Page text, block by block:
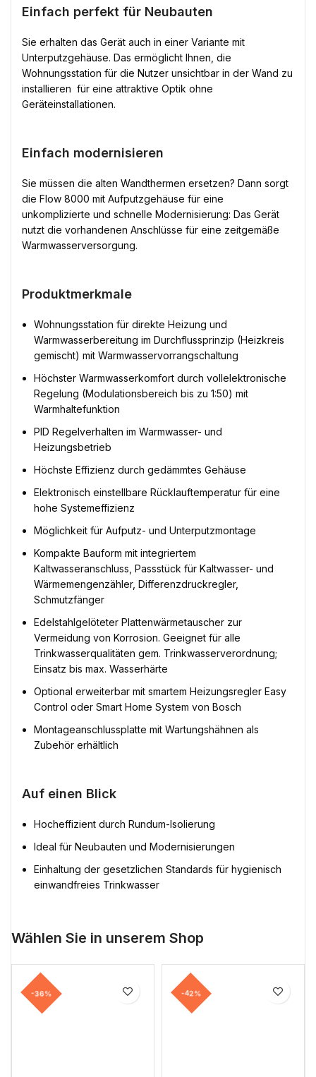
Einfach perfekt für Neubauten
Sie erhalten das Gerät auch in einer Variante mit
Unterputzgehäuse. Das ermöglicht Ihnen, die
Wohnungsstation für die Nutzer unsichtbar in der Wand zu
installieren  für eine attraktive Optik ohne
Geräteinstallationen.
Einfach modernisieren
Sie müssen die alten Wandthermen ersetzen? Dann sorgt
die Flow 8000 mit Aufputzgehäuse für eine
unkomplizierte und schnelle Modernisierung: Das Gerät
nutzt die vorhandenen Anschlüsse für eine zeitgemäße
Warmwasserversorgung.
Produktmerkmale
Wohnungsstation für direkte Heizung und
Warmwasserbereitung im Durchflussprinzip (Heizkreis
gemischt) mit Warmwasservorrangschaltung
Höchster Warmwasserkomfort durch vollelektronische
Regelung (Modulationsbereich bis zu 1:50) mit
Warmhaltefunktion
PID Regelverhalten im Warmwasser- und
Heizungsbetrieb
Höchste Effizienz durch gedämmtes Gehäuse
Elektronisch einstellbare Rücklauftemperatur für eine
hohe Systemeffizienz
Möglichkeit für Aufputz- und Unterputzmontage
Kompakte Bauform mit integriertem
Kaltwasseranschluss, Passstück für Kaltwasser- und
Wärmemengenzähler, Differenzdruckregler,
Schmutzfänger
Edelstahlgelöteter Plattenwärmetauscher zur
Vermeidung von Korrosion. Geeignet für alle
Trinkwasserqualitäten gem. Trinkwasserverordnung;
Einsatz bis max. Wasserhärte
Optional erweiterbar mit smartem Heizungsregler Easy
Control oder Smart Home System von Bosch
Montageanschlussplatte mit Wartungshähnen als
Zubehör erhältlich
Auf einen Blick
Hocheffizient durch Rundum-Isolierung
Ideal für Neubauten und Modernisierungen
Einhaltung der gesetzlichen Standards für hygienisch
einwandfreies Trinkwasser
Wählen Sie in unserem Shop
-36% -42%